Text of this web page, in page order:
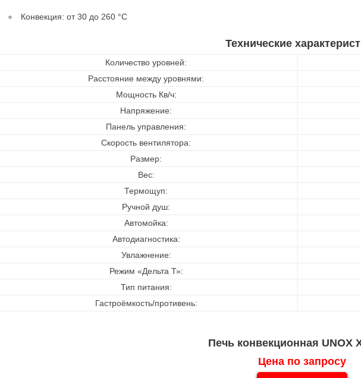
Конвекция: от 30 до 260 °C
Технические
Количество уровней:
Расстояние между уровнями:
Мощность Кв/ч:
Напряжение:
Панель управления:
Скорость вентилятора:
Размер:
Вес:
Термощуп:
Ручной душ:
Автомойка:
Автодиагностика:
Увлажнение:
Режим «Дельта Т»:
Тип питания:
Гастроёмкость/противень:
Печь конвекционная UNOX
Цена по запросу